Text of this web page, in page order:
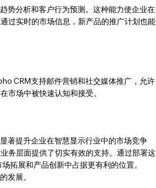
势分析和客户行为预测。这种能力使企业在
过实时的市场信息，新产品的推广计划也能
CRM支持邮件营销和社交媒体推广，允许
市场中被快速认知和接受。
著提升企业在智慧显示行业中的市场竞争
务层面提供了切实有效的支持。通过部署这
拓展和产品创新中占据更有利的位置。
发展。